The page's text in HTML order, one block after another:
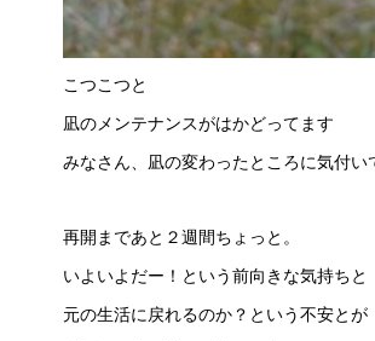
こつこつと
凪のメンテナンスがはかどってます
みなさん、凪の変わったところに気付い
再開まであと２週間ちょっと。
いよいよだー！という前向きな気持ちと
元の生活に戻れるのか？という不安とが